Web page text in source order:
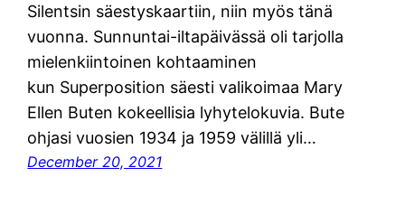
Silentsin säestyskaartiin, niin myös tänä
vuonna. Sunnuntai-iltapäivässä oli tarjolla
mielenkiintoinen kohtaaminen
kun Superposition säesti valikoimaa Mary
Ellen Buten kokeellisia lyhytelokuvia. Bute
ohjasi vuosien 1934 ja 1959 välillä yli…
December 20, 2021